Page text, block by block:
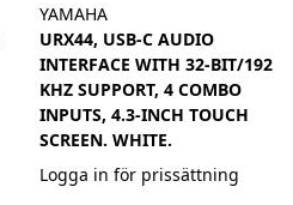
YAMAHA
URX44, USB-C AUDIO
INTERFACE WITH 32-BIT/192
KHZ SUPPORT, 4 COMBO
INPUTS, 4.3-INCH TOUCH
SCREEN. WHITE.
Logga in för prissättning